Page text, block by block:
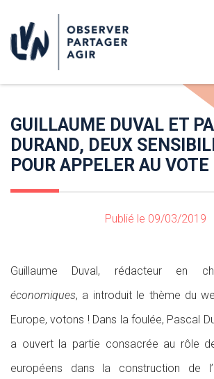
GUILLAUME DUVAL ET
DURAND, DEUX
POUR APPELER AU VOTE
Publié le 09/03/2019
Guillaume Duval, rédacteur en
économiques, a introduit le thème du
Europe, votons ! Dans la foulée, Pascal
a ouvert la partie consacrée au rôle
européens dans la construction de